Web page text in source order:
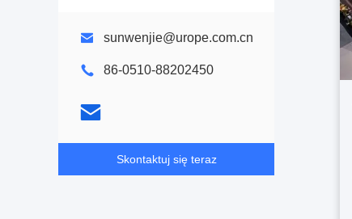
sunwenjie@urope.com.cn
86-0510-88202450
Skontaktuj się teraz